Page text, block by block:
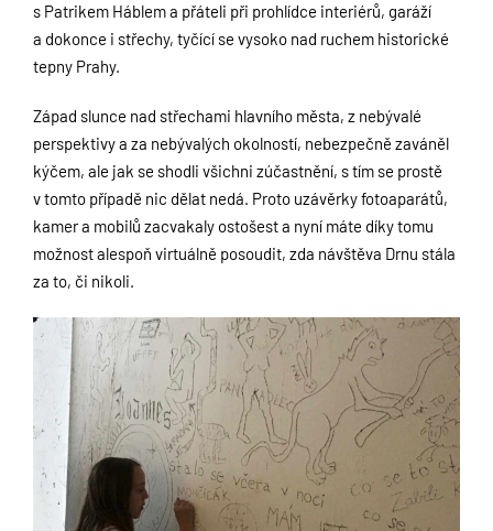
s Patrikem Háblem a přáteli při prohlídce interiérů, garáží
a dokonce i střechy, tyčící se vysoko nad ruchem historické
tepny Prahy.
Západ slunce nad střechami hlavního města, z nebývalé
perspektivy a za nebývalých okolností, nebezpečně zaváněl
kýčem, ale jak se shodli všichni zúčastnění, s tím se prostě
v tomto případě nic dělat nedá. Proto uzávěrky fotoaparátů,
kamer a mobilů zacvakaly ostošest a nyní máte díky tomu
možnost alespoň virtuálně posoudit, zda návštěva Drnu stála
za to, či nikoli.